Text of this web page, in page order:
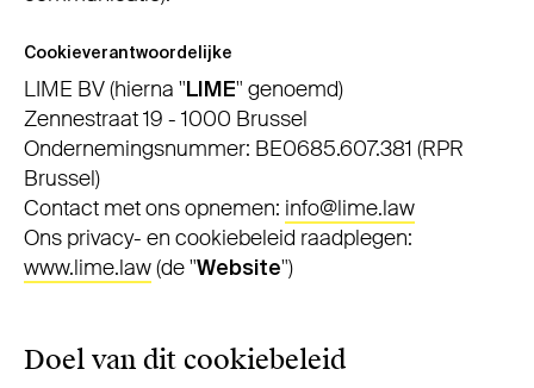
Cookieverantwoordelijke
LIME BV (hierna "LIME" genoemd)
Zennestraat 19 - 1000 Brussel
Ondernemingsnummer: BE0685.607.381 (RPR
Brussel)
Contact met ons opnemen: info@lime.law
Ons privacy- en cookiebeleid raadplegen:
www.lime.law(de "Website")
Doel van dit cookiebeleid